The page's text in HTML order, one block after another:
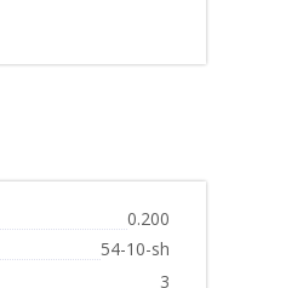
0.200
54-10-sh
3